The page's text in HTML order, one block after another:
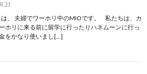
は、 夫婦でワーホリ中のMIOです。 私たちは、カ
ホリに来る前に留学に行ったりハネムーンに行っ
をかなり使いまし[…]